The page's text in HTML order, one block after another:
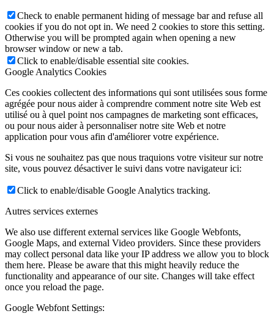
Check to enable permanent hiding of message bar and refuse all
cookies if you do not opt in. We need 2 cookies to store this setting.
Otherwise you will be prompted again when opening a new
browser window or new a tab.
Click to enable/disable essential site cookies.
Google Analytics Cookies
Ces cookies collectent des informations qui sont utilisées sous forme
agrégée pour nous aider à comprendre comment notre site Web est
utilisé ou à quel point nos campagnes de marketing sont efficaces,
ou pour nous aider à personnaliser notre site Web et notre
application pour vous afin d'améliorer votre expérience.
Si vous ne souhaitez pas que nous traquions votre visiteur sur notre
site, vous pouvez désactiver le suivi dans votre navigateur ici:
Click to enable/disable Google Analytics tracking.
Autres services externes
We also use different external services like Google Webfonts,
Google Maps, and external Video providers. Since these providers
may collect personal data like your IP address we allow you to block
them here. Please be aware that this might heavily reduce the
functionality and appearance of our site. Changes will take effect
once you reload the page.
Google Webfont Settings: